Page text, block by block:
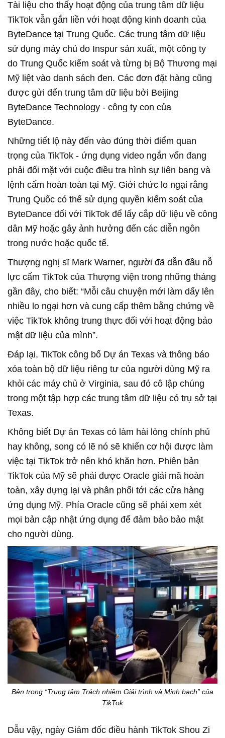
Tài liệu cho thấy hoạt động của trung tâm dữ liệu
TikTok vẫn gắn liền với hoạt động kinh doanh của
ByteDance tại Trung Quốc. Các trung tâm dữ liệu
sử dụng máy chủ do Inspur sản xuất, một công ty
do Trung Quốc kiểm soát và từng bị Bộ Thương mại
Mỹ liệt vào danh sách đen. Các đơn đặt hàng cũng
được gửi đến trung tâm dữ liệu bởi Beijing
ByteDance Technology - công ty con của
ByteDance.
Những tiết lộ này đến vào đúng thời điểm quan
trọng của TikTok - ứng dụng video ngắn vốn đang
phải đối mặt với cuộc điều tra hình sự liên bang và
lệnh cấm hoàn toàn tại Mỹ. Giới chức lo ngại rằng
Trung Quốc có thể sử dụng quyền kiểm soát của
ByteDance đối với TikTok để lấy cắp dữ liệu về công
dân Mỹ hoặc gây ảnh hưởng đến các diễn ngôn
trong nước hoặc quốc tế.
Thượng nghị sĩ Mark Warner, người đã dẫn đầu nỗ
lực cấm TikTok của Thượng viện trong những tháng
gần đây, cho biết: “Mỗi câu chuyện mới làm dấy lên
nhiều lo ngại hơn và cung cấp thêm bằng chứng về
việc TikTok không trung thực đối với hoạt động bảo
mật dữ liệu của mình”.
Đáp lại, TikTok công bố Dự án Texas và thông báo
xóa toàn bộ dữ liệu riêng tư của người dùng Mỹ ra
khỏi các máy chủ ở Virginia, sau đó cô lập chúng
trong một tập hợp các trung tâm dữ liệu có trụ sở tại
Texas.
Không biết Dự án Texas có làm hài lòng chính phủ
hay không, song có lẽ nó sẽ khiến cơ hội được làm
việc tại TikTok trở nên khó khăn hơn. Phiên bản
TikTok của Mỹ sẽ phải được Oracle giải mã hoàn
toàn, xây dựng lại và phân phối tới các cửa hàng
ứng dụng Mỹ. Phía Oracle cũng sẽ phải xem xét
mọi bản cập nhật ứng dụng để đảm bảo bảo mật
cho người dùng.
Bên trong “Trung tâm Trách nhiệm Giải trình và Minh bạch” của
TikTok
Dẫu vậy, ngày Giám đốc điều hành TikTok Shou Zi